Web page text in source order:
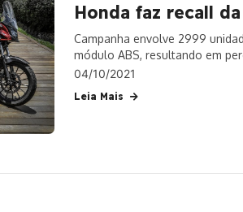
Honda faz recall
Campanha envolve 2999
módulo ABS, resultando em
envolvidos
04/10/2021
Leia Mais